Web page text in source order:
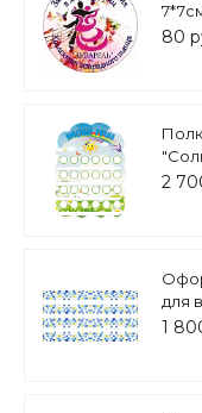
80
2
для
1